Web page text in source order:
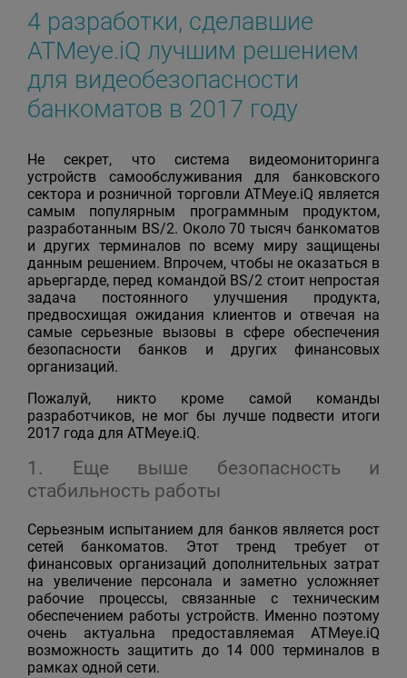
4 разработки, сделавшие
ATMeye.iQ лучшим решением
для видеобезопасности
банкоматов в 2017 году
Не секрет, что система видеомониторинга
устройств самообслуживания для банковского
сектора и розничной торговли ATMeye.iQ является
самым популярным программным продуктом,
разработанным BS/2. Около 70 тысяч банкоматов
и других терминалов по всему миру защищены
данным решением. Впрочем, чтобы не оказаться в
арьергарде, перед командой BS/2 стоит непростая
задача постоянного улучшения продукта,
предвосхищая ожидания клиентов и отвечая на
самые серьезные вызовы в сфере обеспечения
безопасности банков и других финансовых
организаций.
Пожалуй, никто кроме самой команды
разработчиков, не мог бы лучше подвести итоги
2017 года для ATMeye.iQ.
1. Еще выше безопасность и
стабильность работы
Серьезным испытанием для банков является рост
сетей банкоматов. Этот тренд требует от
финансовых организаций дополнительных затрат
на увеличение персонала и заметно усложняет
рабочие процессы, связанные с техническим
обеспечением работы устройств. Именно поэтому
очень актуальна предоставляемая ATMeye.iQ
возможность защитить до 14 000 терминалов в
рамках одной сети.